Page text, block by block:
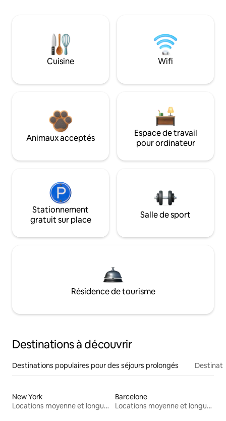
Cuisine Wifi
Animaux acceptés
Espace de travail
pour ordinateur
Stationnement
gratuit sur place
Salle de sport
Résidence de tourisme
Destinations à découvrir
Destinations populaires pour des séjours prolongés
New York
Locations moyenne et longue durée
Barcelone
Locations moyenne et longue durée